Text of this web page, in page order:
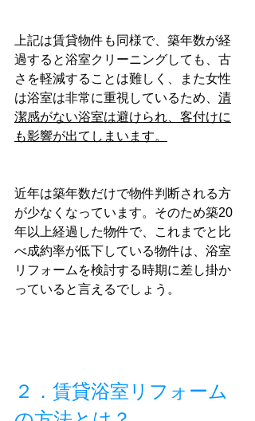
上記は賃貸物件も同様で、築年数が経
過すると浴室クリーニングしても、古
さを軽減することは難しく、また女性
は浴室は非常に重視しているため、 清
潔感がない浴室は避けられ、客付けに
も影響が出てしまいます。
近年は築年数だけで物件判断される方
が少なくなっています。そのため築20
年以上経過した物件で、これまでと比
べ成約率が低下している物件は、浴室
リフォームを検討する時期に差し掛か
っていると言えるでしょう。
２．賃貸浴室リフォーム